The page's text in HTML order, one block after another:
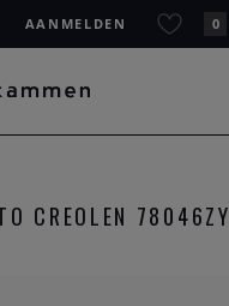
AANMELDEN 0
CREOLEN 78046ZY